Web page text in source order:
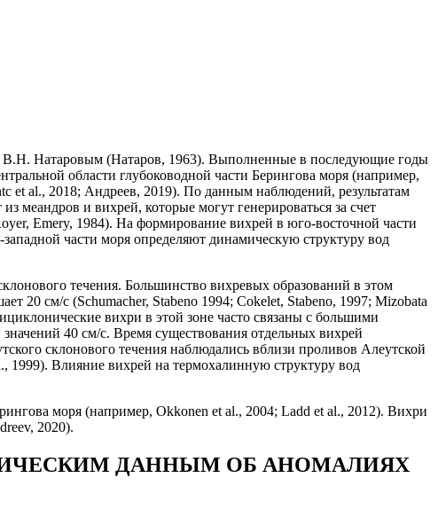
В.Н. Натаровым (Натаров, 1963). Выполненные в последующие годы
области глубоководной части Берингова моря (например,
et al., 2018; Андреев, 2019). По данным наблюдений, результатам
меандров и вихрей, которые могут генерироваться за счет
Emery, 1984). На формирование вихрей в юго-восточной части
части моря определяют динамическую структуру вод
течения. Большинство вихревых образований в этом
20 см/с (Schumacher, Stabeno 1994; Cokelet, Stabeno, 1997; Mizobata
вихри в этой зоне часто связаны с большими
40 см/с. Время существования отдельных вихрей
склонового течения наблюдались вблизи проливов Алеутской
1999). Влияние вихрей на термохалинную структуру вод
моря (например, Okkonen et al., 2004; Ladd et al., 2012). Вихри
2020).
ДАННЫМ ОБ АНОМАЛИЯХ